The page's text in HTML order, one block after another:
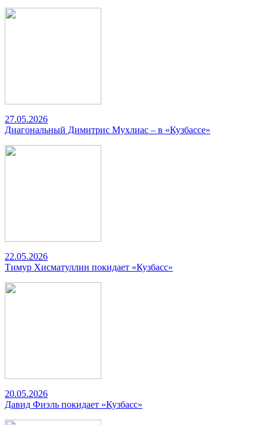
27.05.2026
Диагональный Димитрис Мухлиас – в «Кузбассе»
22.05.2026
Тимур Хисматуллин покидает «Кузбасс»
20.05.2026
Давид Фиэль покидает «Кузбасс»